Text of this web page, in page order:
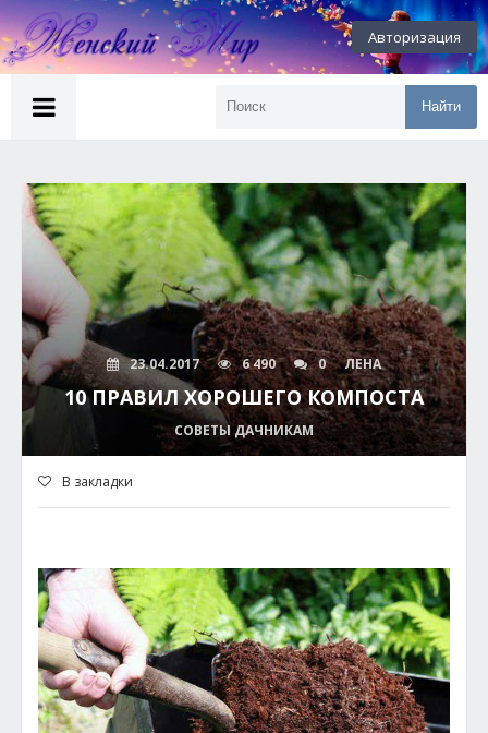
Авторизация
Найти
23.04.2017 6 490 0 ЛЕНА
10 ПРАВИЛ ХОРОШЕГО КОМПОСТА
СОВЕТЫ ДАЧНИКАМ
В закладки